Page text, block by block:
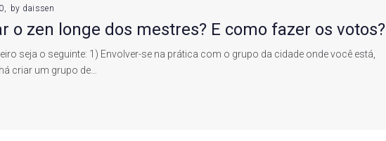
0 by daissen
o zen longe dos mestres? E como fazer os votos?
seja o seguinte: 1) Envolver-se na prática com o grupo da cidade onde você está,
criar um grupo de…